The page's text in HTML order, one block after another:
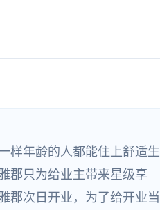
样年龄的人都能住上舒适生
郡只为给业主带来星级享
郡次日开业，为了给开业当